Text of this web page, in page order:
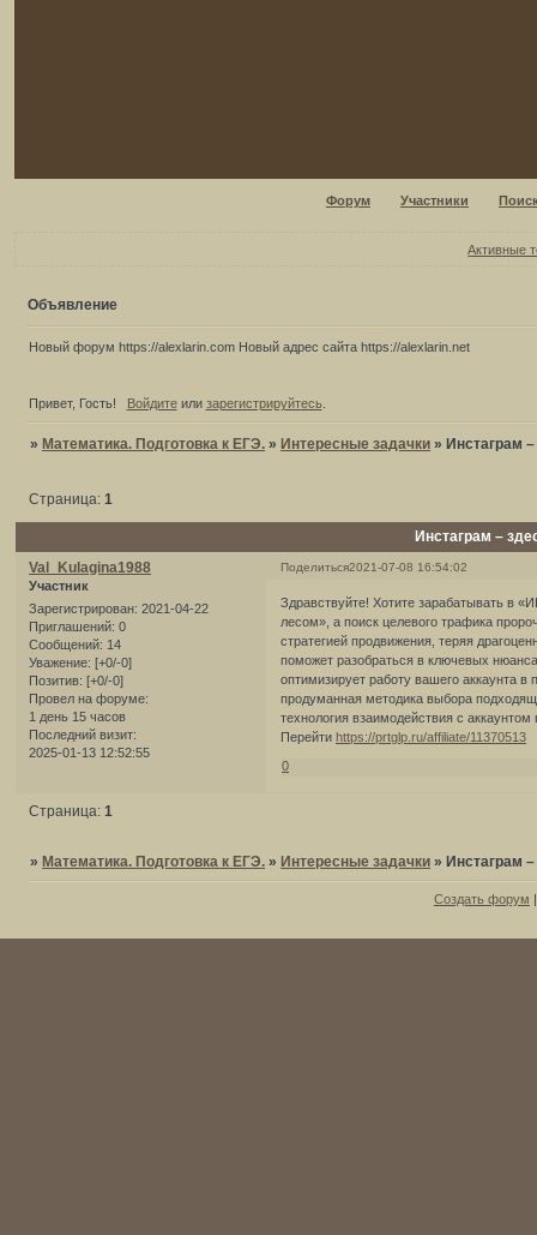
Форум Участники
Активные
Объявление
Новый форум https://alexlarin.com Новый адрес сайта https://alexlarin.net
Привет, Гость! Войдитеили зарегистрируйтесь.
»Математика. Подготовка к ЕГЭ. »Интересные задачки »Инстаграм
Инстаграм –
Страница: 1
Поделиться2021-07-08 16:54:02
Val_Kulagina1988
Участник
Зарегистрирован: 2021-04-22
Приглашений: 0
Сообщений: 14
Уважение: [+0/-0]
Позитив: [+0/-0]
Провел на форуме:
1 день 15 часов
Последний визит:
2025-01-13 12:52:55
Здравствуйте! Хотите зарабатывать в
лесом», а поиск целевого трафика
стратегией продвижения, теряя
поможет разобраться в ключевых
оптимизирует работу вашего аккаунта
продуманная методика выбора
технология взаимодействия с
Перейтиhttps://prtglp.ru/affiliate/11370513
0
Страница:1
» Математика. Подготовка к ЕГЭ. » Интересные задачки » Инстаграм
Создать форум